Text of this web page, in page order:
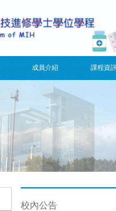
成員介紹 課程資
校內公告